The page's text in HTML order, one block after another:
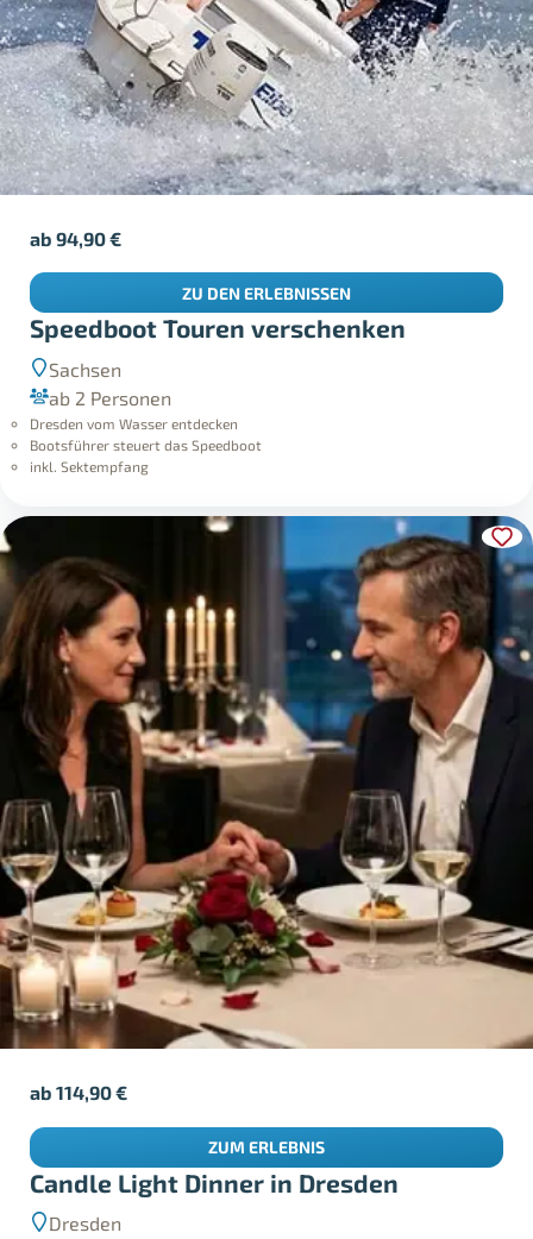
Speedboot Touren verschenken
Sachsen
ab 2 Personen
Dresden vom Wasser entdecken
Bootsführer steuert das Speedboot
inkl. Sektempfang
ab94,90€
ZU DEN ERLEBNISSEN
Candle Light Dinner in Dresden
Dresden
ab114,90€
ZUM ERLEBNIS